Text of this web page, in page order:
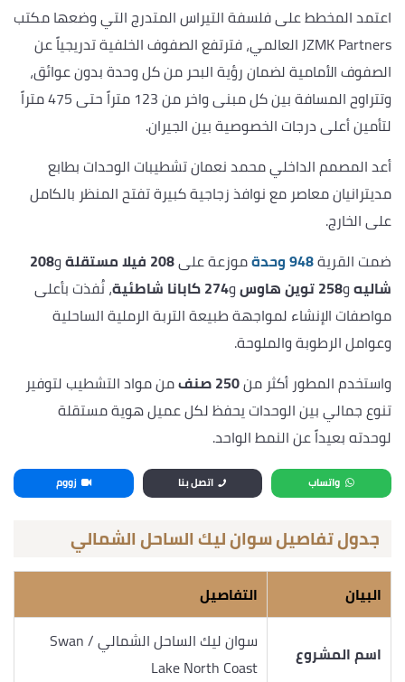
اعتمد المخطط على فلسفة التيراس المتدرج التي وضعها مكتب
JZMK Partners العالمي، فترتفع الصفوف الخلفية تدريجياً عن
الصفوف الأمامية لضمان رؤية البحر من كل وحدة بدون عوائق،
وتتراوح المسافة بين كل مبنى واخر من 123 متراً حتى 475 متراً
لتأمين أعلى درجات الخصوصية بين الجيران.
أعد المصمم الداخلي محمد نعمان تشطيبات الوحدات بطابع
مديترانيان معاصر مع نوافذ زجاجية كبيرة تفتح المنظر بالكامل
على الخارج.
ضمت القرية948 وحدة موزعة على208 فيلا مستقلة و208
شاليهو258 توين هاوس و274 كابانا شاطئية
، نُفذت بأعلى
مواصفات الإنشاء لمواجهة طبيعة التربة الرملية الساحلية
وعوامل الرطوبة والملوحة.
واستخدم المطور أكثر من250 صنف
من مواد التشطيب لتوفير
تنوع جمالي بين الوحدات يحفظ لكل عميل هوية مستقلة
لوحدته بعيداً عن النمط الواحد.
واتساب اتصل بنا زووم
جدول تفاصيل سوان ليك الساحل الشمالي
البيان التفاصيل
اسم المشروع
سوان ليك الساحل الشمالي / Swan
Lake North Coast